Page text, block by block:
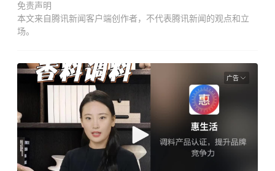
免责声明
本文来自腾讯新闻客户端创作者，不代表腾讯新闻的观点和立
场。
广告